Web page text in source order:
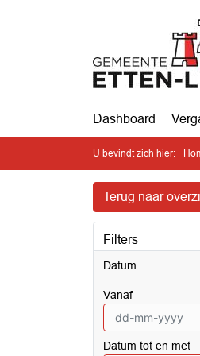
Ga naar de inhoud van deze pagina
Dashboard
U bevindt zich hier:
Terug naar
Filters
Datum
vanaf
Datum tot en met